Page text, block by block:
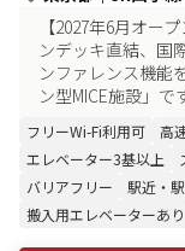
【2027年6月オー
ンデッキ直結、国
ンファレンス機能
ン型MICE施設」で
フリーWi-Fi利用可 高
エレベーター3基以上
バリアフリー
駅近・
搬入用エレベーターあり